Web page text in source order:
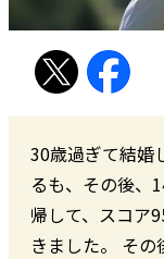
30歳過ぎて結婚
るも、その後、
帰して、スコア
きました。 そ